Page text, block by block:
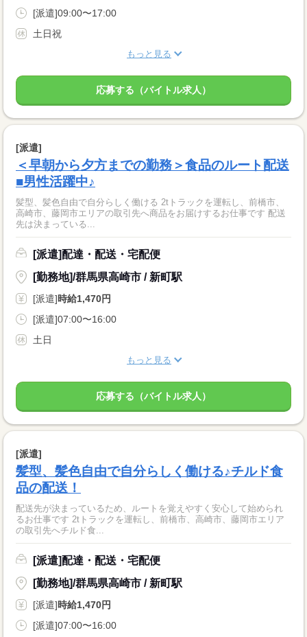
[派遣]09:00〜17:00
土日祝
もっと見る
応募する（バイトル求人）
[派遣]
＜早朝から夕方までの勤務＞食品のルート配送
■男性活躍中♪
髪型、髪色自由で自分らしく働ける 2tトラックを運転し、前橋市、
高崎市、藤岡市エリアの取引先へ商品をお届けするお仕事です 配送
先は決まっている...
[派遣]配達・配送・宅配便
[勤務地]/群馬県高崎市 / 新町駅
[派遣]時給1,470円
[派遣]07:00〜16:00
土日
もっと見る
応募する（バイトル求人）
[派遣]
髪型、髪色自由で自分らしく働ける♪チルド食
品の配送！
配送先が決まっているため、ルートを覚えやすく安心して始められ
るお仕事です 2tトラックを運転し、前橋市、高崎市、藤岡市エリア
の取引先へチルド食...
[派遣]配達・配送・宅配便
[勤務地]/群馬県高崎市 / 新町駅
[派遣]時給1,470円
[派遣]07:00〜16:00